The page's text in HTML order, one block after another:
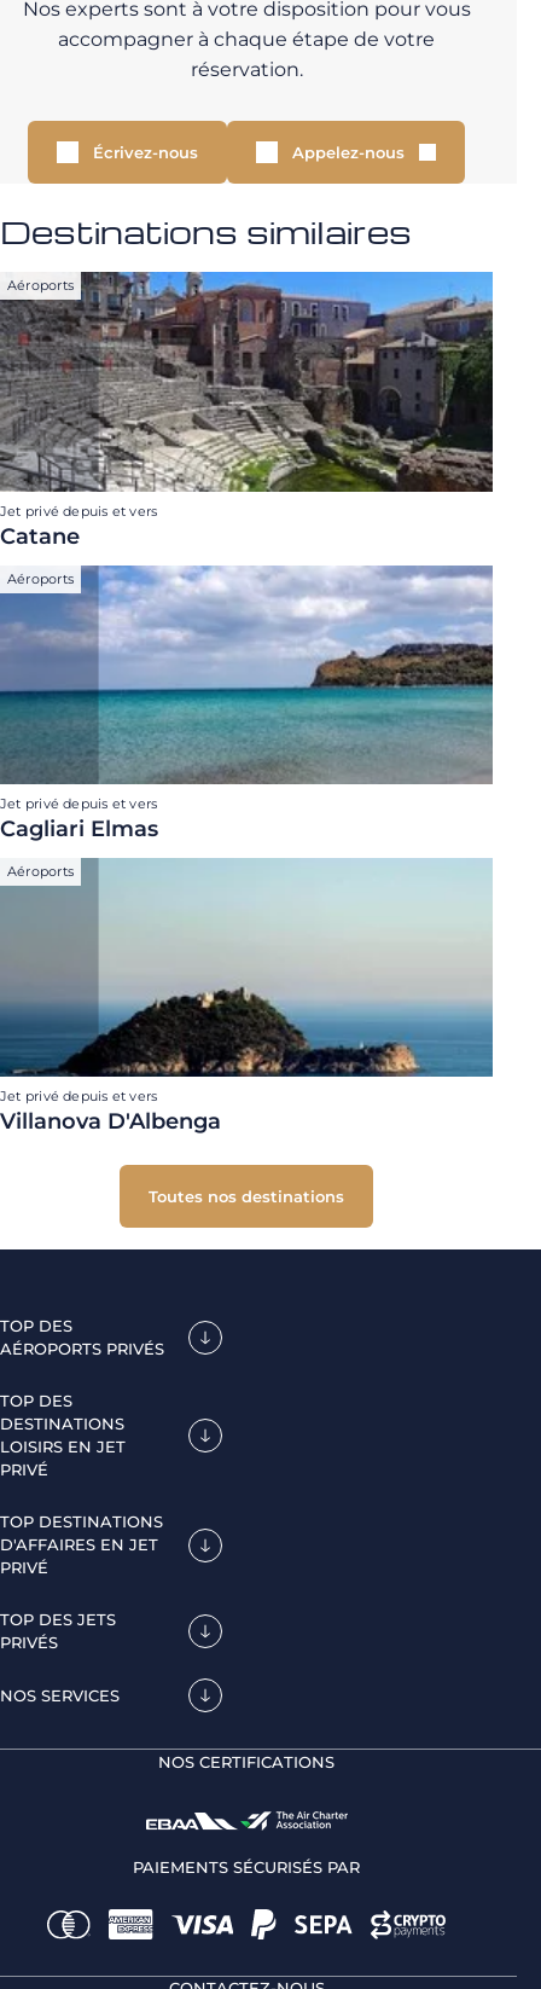
Nos experts sont à votre disposition pour vous
accompagner à chaque étape de votre
réservation.
Écrivez-nous Appelez-nous
Destinations similaires
Aéroports
Jet privé depuis et vers
Catane
Aéroports
Jet privé depuis et vers
Cagliari Elmas
Aéroports
Jet privé depuis et vers
Villanova D'Albenga
Toutes nos destinations
TOP DES
AÉROPORTS PRIVÉS
TOP DES
DESTINATIONS
LOISIRS EN JET
PRIVÉ
TOP DESTINATIONS
D'AFFAIRES EN JET
PRIVÉ
TOP DES JETS
PRIVÉS
NOS SERVICES
NOS CERTIFICATIONS
PAIEMENTS SÉCURISÉS PAR